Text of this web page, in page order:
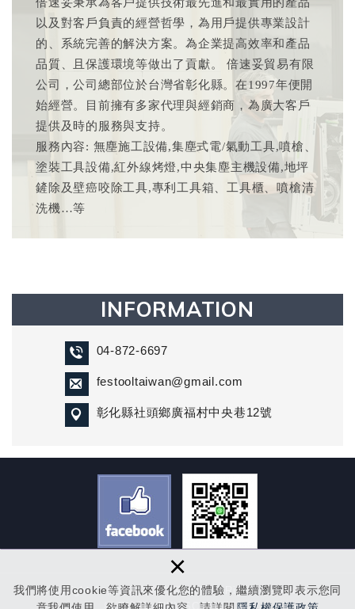
我們將使用cookie等資訊來優化您的體驗，繼續瀏覽即表示您同
×
以及對客戶負責的經營哲學，為用戶提供專業設計
的、系統完善的解決方案。為企業提高效率和產品
品質、且保護環境等做出了貢獻。 倍速妥貿易有限
公司，公司總部位於台灣省彰化縣。在1997年便開
始經營。目前擁有多家代理與經銷商，為廣大客戶
提供及時的服務與支持。
服務內容: 無塵施工設備,集塵式電/氣動工具,噴槍、
塗裝工具設備,紅外線烤燈,中央集塵主機設備,地坪
鏟除及壁癌咬除工具,專利工具箱、工具櫃、噴槍清
洗機…等
INFORMATION
04-872-6697
festooltaiwan@gmail.com
彰化縣社頭鄉廣福村中央巷12號
Copyright © 倍速妥貿易有限公司 All Rights Reserved.
網頁建置：NEWSCAN網頁設計